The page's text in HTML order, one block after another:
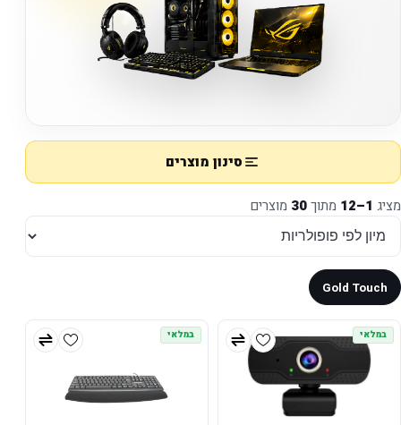
סינון מוצרים
מציג 1–12 מתוך30 מוצרים
Gold Touch
במלאי במלאי